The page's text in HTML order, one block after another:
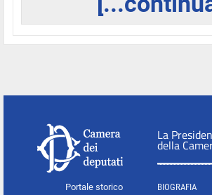
Portale storico
La
della
BIOGRAFIA